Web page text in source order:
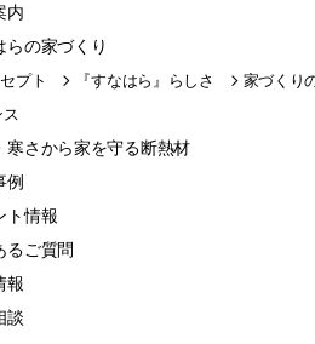
内
らの家づくり
プト 『すなはら』らしさ 家づくり
寒さから家を守る断熱材
例
ト情報
るご質問
報
談